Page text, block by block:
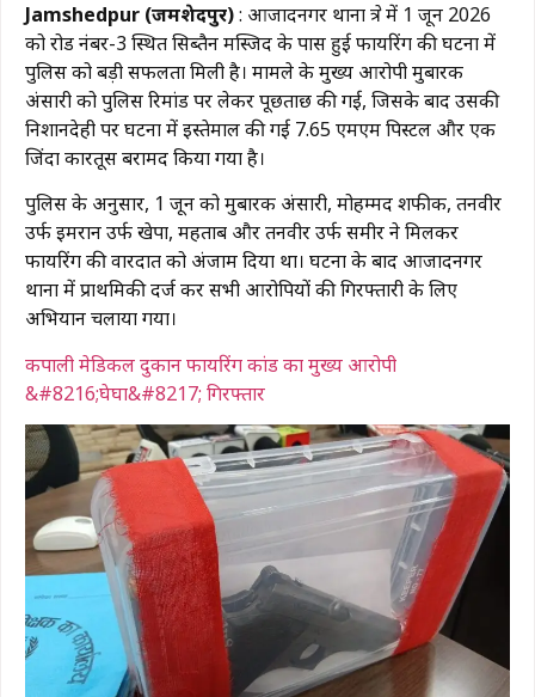
Jamshedpur (जमशेदपुर): आजादनगर थाना क्षेत्र में 1 जून 2026
को रोड नंबर-3 स्थित सिब्तैन मस्जिद के पास हुई फायरिंग की घटना में
पुलिस को बड़ी सफलता मिली है। मामले के मुख्य आरोपी मुबारक
अंसारी को पुलिस रिमांड पर लेकर पूछताछ की गई, जिसके बाद उसकी
निशानदेही पर घटना में इस्तेमाल की गई 7.65 एमएम पिस्टल और एक
जिंदा कारतूस बरामद किया गया है।
पुलिस के अनुसार, 1 जून को मुबारक अंसारी, मोहम्मद शफीक, तनवीर
उर्फ इमरान उर्फ खेपा, महताब और तनवीर उर्फ समीर ने मिलकर
फायरिंग की वारदात को अंजाम दिया था। घटना के बाद आजादनगर
थाना में प्राथमिकी दर्ज कर सभी आरोपियों की गिरफ्तारी के लिए
अभियान चलाया गया।
कपाली मेडिकल दुकान फायरिंग कांड का मुख्य आरोपी
&#8216;घेघा&#8217; गिरफ्तार ​